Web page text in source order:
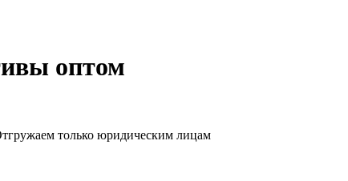
оптом
только юридическим лицам